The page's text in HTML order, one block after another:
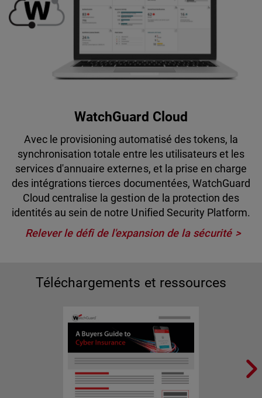
WatchGuard Cloud
Avec le provisioning automatisé des tokens, la
synchronisation totale entre les utilisateurs et les
services d'annuaire externes, et la prise en charge
des intégrations tierces documentées, WatchGuard
Cloud centralise la gestion de la protection des
identités au sein de notre Unified Security Platform.
Relever le défi de l'expansion de la sécurité
Téléchargements et ressources